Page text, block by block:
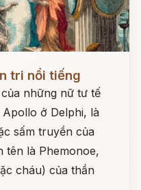
tri nổi tiếng
những nữ tư tế
ở Delphi, là
sấm truyền của
tên là Phemonoe,
cháu) của thần